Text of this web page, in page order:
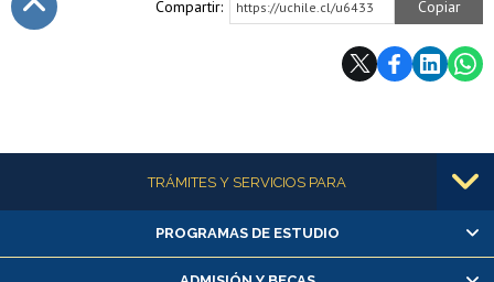
Compartir: https://uchile.cl/u6433 Copiar
Más informaciónTRÁMITES Y SERVICIOS PARA
Alumnas/os y exalumnas/os
Matrícula en línea
PROGRAMAS DE ESTUDIO